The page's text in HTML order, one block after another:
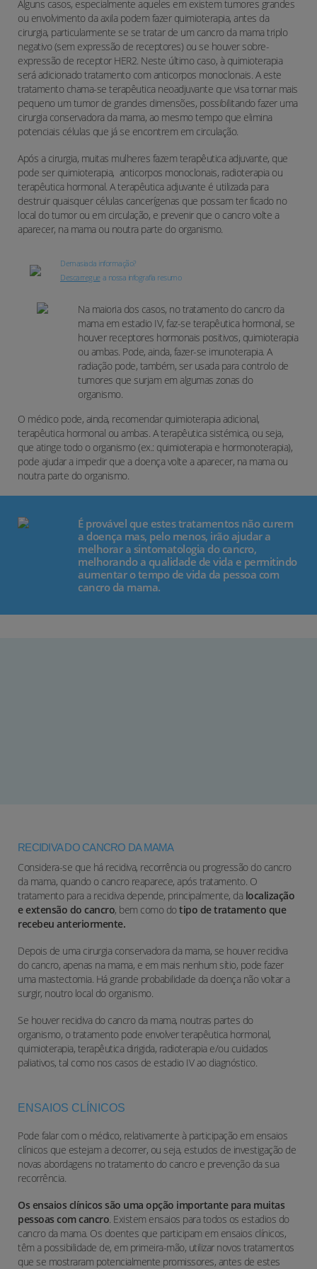
Alguns casos, especialmente aqueles em existem tumores grandes
ou envolvimento da axila podem fazer quimioterapia, antes da
cirurgia, particularmente se se tratar de um cancro da mama triplo
negativo (sem expressão de receptores) ou se houver sobre-
expressão de receptor HER2. Neste último caso, à quimioterapia
será adicionado tratamento com anticorpos monoclonais. A este
tratamento chama-se terapêutica neoadjuvante que visa tornar mais
pequeno um tumor de grandes dimensões, possibilitando fazer uma
cirurgia conservadora da mama, ao mesmo tempo que elimina
potenciais células que já se encontrem em circulação.
Após a cirurgia, muitas mulheres fazem terapêutica adjuvante, que
pode ser quimioterapia, anticorpos monoclonais, radioterapia ou
terapêutica hormonal. A terapêutica adjuvante é utilizada para
destruir quaisquer células cancerígenas que possam ter ficado no
local do tumor ou em circulação, e prevenir que o cancro volte a
aparecer, na mama ou noutra parte do organismo.
Demasiada informação?
Descarregue a nossa infografia resumo
Na maioria dos casos, no tratamento do cancro da
mama em estadio IV, faz-se terapêutica hormonal, se
houver receptores hormonais positivos, quimioterapia
ou ambas. Pode, ainda, fazer-se imunoterapia. A
radiação pode, também, ser usada para controlo de
tumores que surjam em algumas zonas do
organismo.
O médico pode, ainda, recomendar quimioterapia adicional,
terapêutica hormonal ou ambas. A terapêutica sistémica, ou seja,
que atinge todo o organismo (ex.: quimioterapia e hormonoterapia),
pode ajudar a impedir que a doença volte a aparecer, na mama ou
noutra parte do organismo.
É provável que estes tratamentos não curem
a doença mas, pelo menos, irão ajudar a
melhorar a sintomatologia do cancro,
melhorando a qualidade de vida e permitindo
aumentar o tempo de vida da pessoa com
cancro da mama.
RECIDIVA DO CANCRO DA MAMA
Considera-se que há recidiva, recorrência ou progressão do cancro
da mama, quando o cancro reaparece, após tratamento. O
tratamento para a recidiva depende, principalmente, da localização
e extensão do cancro, bem como dotipo de tratamento que
recebeu anteriormente.
Depois de uma cirurgia conservadora da mama, se houver recidiva
do cancro, apenas na mama, e em mais nenhum sítio, pode fazer
uma mastectomia. Há grande probabilidade da doença não voltar a
surgir, noutro local do organismo.
Se houver recidiva do cancro da mama, noutras partes do
organismo, o tratamento pode envolver terapêutica hormonal,
quimioterapia, terapêutica dirigida, radioterapia e/ou cuidados
paliativos, tal como nos casos de estadio IV ao diagnóstico.
ENSAIOS CLÍNICOS
Pode falar com o médico, relativamente à participação em ensaios
clínicos que estejam a decorrer, ou seja, estudos de investigação de
novas abordagens no tratamento do cancro e prevenção da sua
recorrência.
Os ensaios clínicos são uma opção importante para muitas
pessoas com cancro. Existem ensaios para todos os estadios do
cancro da mama. Os doentes que participam em ensaios clínicos,
têm a possibilidade de, em primeira-mão, utilizar novos tratamentos
que se mostraram potencialmente promissores, antes de estes